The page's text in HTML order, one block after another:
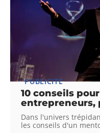
PUBLICITÉ
10 conseils
entrepreneurs,
Dans l'univers
les conseils d'un